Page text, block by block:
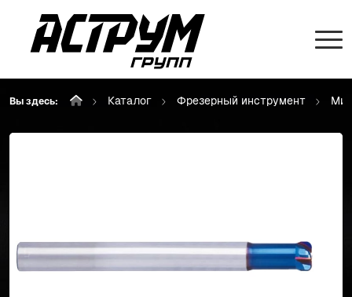
Вы здесь: Каталог Фрезерный инструмент